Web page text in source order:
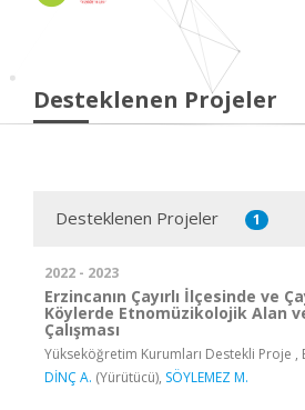
Desteklenen Projeler
Desteklenen Projeler 1
2022 - 2023
Erzincanın Çayırlı İlçesinde ve
Köylerde Etnomüzikolojik Alan
Çalışması
Yükseköğretim Kurumları Destekli Proje ,
DİNÇ A. (Yürütücü), SÖYLEMEZ M.